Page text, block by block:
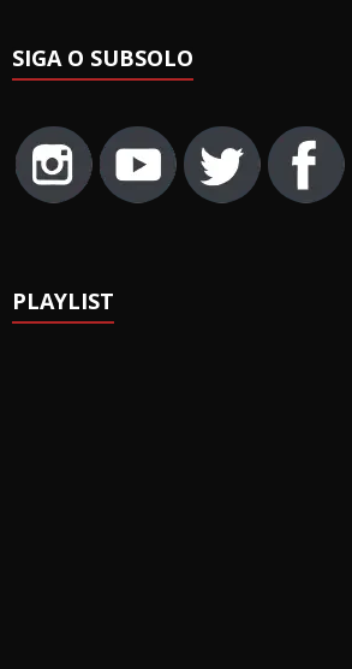
SIGA O SUBSOLO
PLAYLIST